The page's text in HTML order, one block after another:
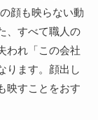
顔も映らない動
、すべて職人の
われ「この会社
ります。顔出し
映すことをおす